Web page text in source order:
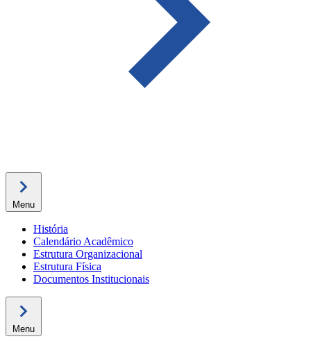
Menu
História
Calendário Acadêmico
Estrutura Organizacional
Estrutura Física
Documentos Institucionais
Menu